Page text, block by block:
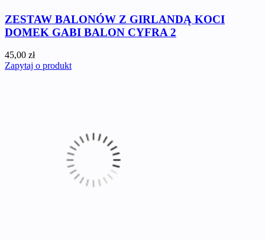
ZESTAW BALONÓW Z GIRLANDĄ KOCI
DOMEK GABI BALON CYFRA 2
45,00 zł
Zapytaj o produkt